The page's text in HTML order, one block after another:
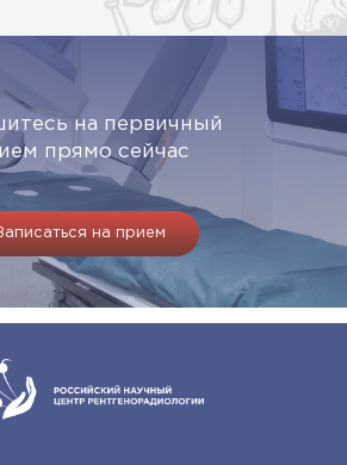
на первичный
прямо сейчас
на прием